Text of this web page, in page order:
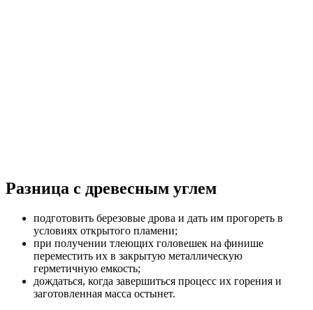
Разница с древесным углем
подготовить березовые дрова и дать им прогореть в
условиях открытого пламени;
при получении тлеющих головешек на финише
переместить их в закрытую металлическую
герметичную емкость;
дождаться, когда завершиться процесс их горения и
заготовленная масса остынет.